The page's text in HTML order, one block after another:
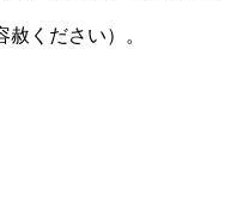
ください）。